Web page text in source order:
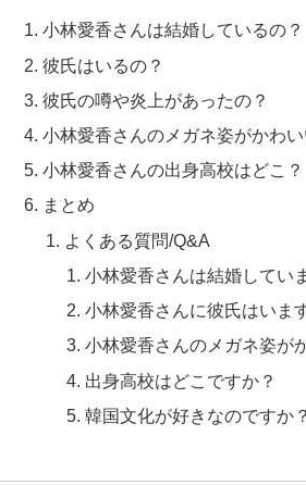
小林愛香さんは結婚しているの？
彼氏はいるの？
彼氏の噂や炎上があったの？
小林愛香さんのメガネ姿がかわ
小林愛香さんの出身高校はどこ？
まとめ
よくある質問/Q&A
小林愛香さんは結婚してい
小林愛香さんに彼氏はいま
小林愛香さんのメガネ姿が
出身高校はどこですか？
韓国文化が好きなのですか？